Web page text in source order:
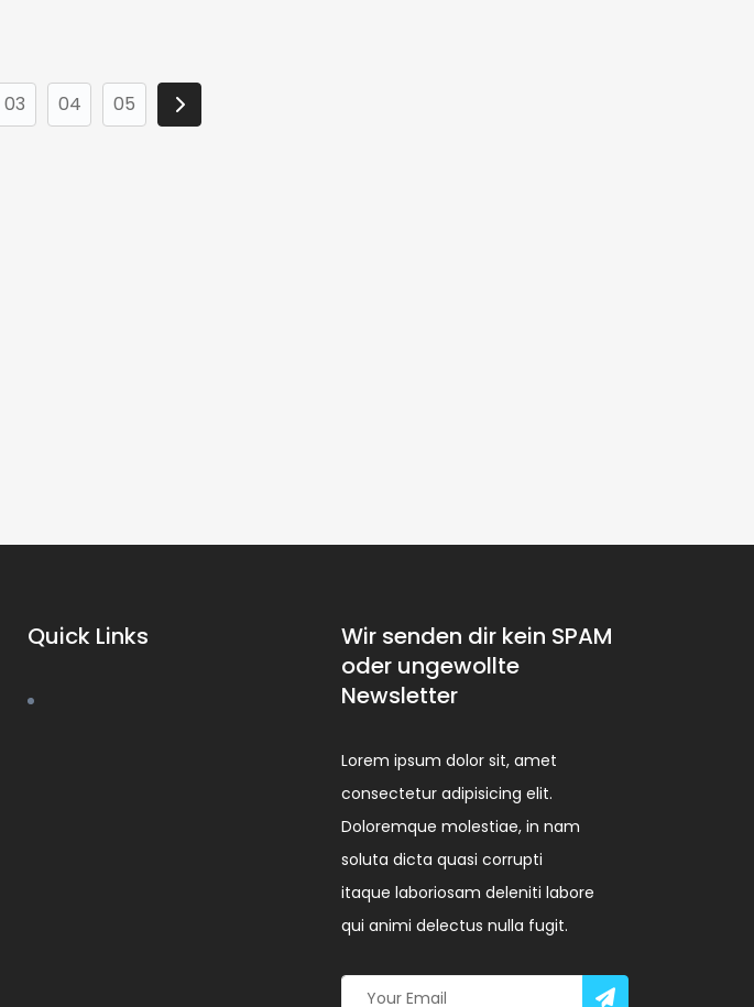
03 04 05
Quick Links
Wir senden dir kein SPAM
oder ungewollte
Newsletter
Lorem ipsum dolor sit, amet
consectetur adipisicing elit.
Doloremque molestiae, in nam
soluta dicta quasi corrupti
itaque laboriosam deleniti labore
qui animi delectus nulla fugit.